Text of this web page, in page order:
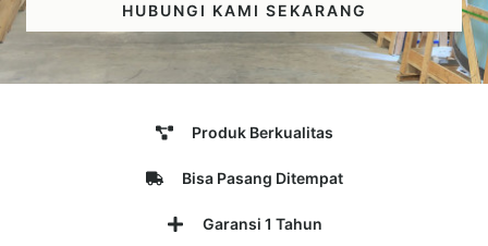
HUBUNGI KAMI SEKARANG
Produk Berkualitas
Bisa Pasang Ditempat
Garansi 1 Tahun